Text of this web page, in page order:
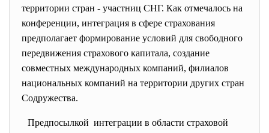
территории стран - участниц СНГ. Как отмечалось на
конференции, интеграция в сфере страхования
предполагает формирование условий для свободного
передвижения страхового капитала, создание
совместных международных компаний, филиалов
национальных компаний на территории других стран
Содружества.
Предпосылкой интеграции в области страховой